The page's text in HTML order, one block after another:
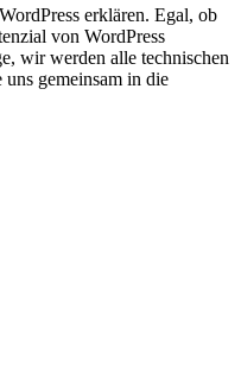
erklären. Egal, ob
⁤von WordPress
wir werden ‍alle technischen
gemeinsam in die